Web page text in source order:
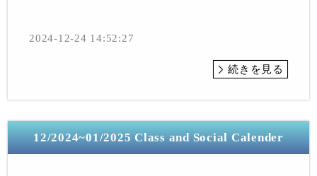
2024-12-24 14:52:27
続きを見る
12/2024~01/2025 Class and Social Calender